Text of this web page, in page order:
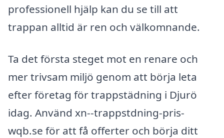
professionell hjälp kan du se till att
trappan alltid är ren och välkomnande.
Ta det första steget mot en renare och
mer trivsam miljö genom att börja leta
efter företag för trappstädning i Djurö
idag. Använd xn--trappstdning-pris-
wqb.se för att få offerter och börja ditt